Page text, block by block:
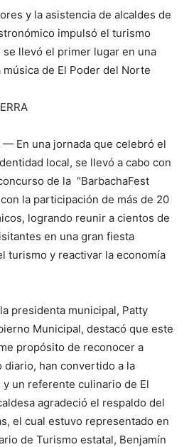
y la asistencia de alcaldes de
impulsó el turismo
se llevó el primer lugar en una
de El Poder del Norte
— En una jornada que celebró el
local, se llevó a cabo con
de la “BarbachaFest
la participación de más de 20
logrando reunir a cientos de
en una gran fiesta
turismo y reactivar la economía
presidenta municipal, Patty
Municipal, destacó que este
propósito de reconocer a
diario, han convertido a la
un referente culinario de El
agradeció el respaldo del
el cual estuvo representado en
de Turismo estatal, Benjamín